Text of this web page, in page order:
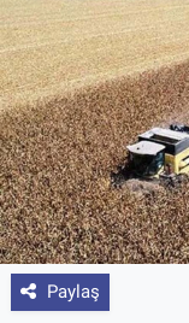
Paylaş
Tarım Bilgisi
Yetiştirici
Dünyada
Üretici
Şeker ve